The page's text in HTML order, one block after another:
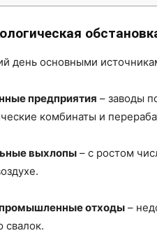
день основными
предприятия – заводы
комбинаты и
выхлопы – с ростом
отходы –
свалок.